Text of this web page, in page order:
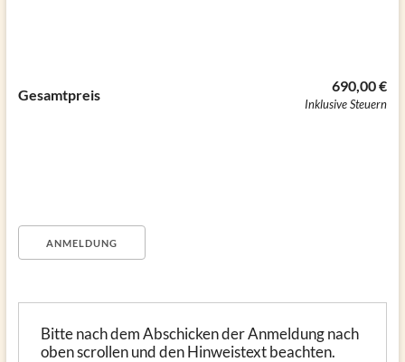
Gesamtpreis
690,00 €
Inklusive Steuern
Bitte nach dem Abschicken der Anmeldung nach
oben scrollen und den Hinweistext beachten.